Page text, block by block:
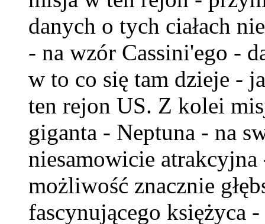
danych o tych ciałach
- na wzór Cassini'ego -
w to co się tam dzieje -
ten rejon US. Z kolei
giganta - Neptuna - na
niesamowicie atrakcyjna
możliwość znacznie
fascynującego księżyca